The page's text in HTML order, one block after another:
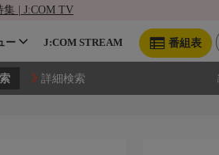
| J:COM TV
番組表
ー J:COM STREAM
詳細検索